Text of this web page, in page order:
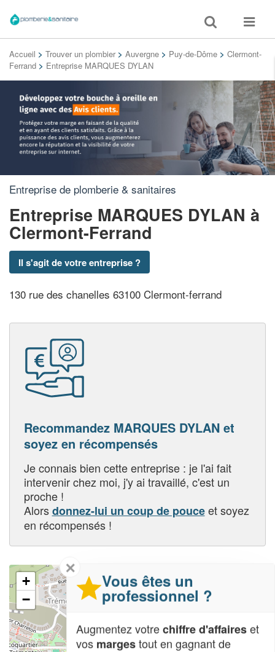
Toggle
search
Toggle
Accueil > Trouver un plombier > Auvergne > Puy-de-Dôme > Clermont-
Ferrand > Entreprise MARQUES DYLAN
Entreprise de plomberie & sanitaires
Entreprise MARQUES DYLAN à
Clermont-Ferrand
Il s'agit de votre entreprise ?
130 rue des chanelles 63100 Clermont-ferrand
Recommandez MARQUES DYLAN et
soyez en récompensés
Je connais bien cette entreprise : je l'ai fait
intervenir chez moi, j'y ai travaillé, c'est un
proche !
Alorsdonnez-lui un coup de pouceet soyez
en récompensés !
+
−
✕
Vous êtes un
professionnel ?
Augmentez votrechiffre d'affaireset
vos margestout en gagnant de